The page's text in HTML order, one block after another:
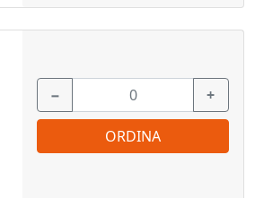
− +
ORDINA